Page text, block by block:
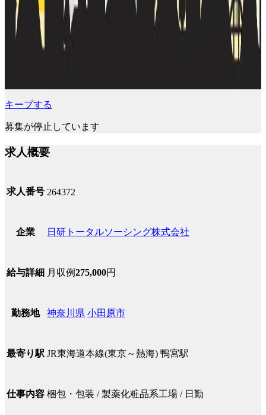
キープする
募集が停止しています
求人概要
求人番号 264372
企業 日研トータルソーシング株式会社
給与詳細 月収例275,000円
勤務地 神奈川県 小田原市
最寄り駅 JR東海道本線(東京～熱海) 鴨宮駅
仕事内容 梱包・包装 / 製薬化粧品系工場 / 日勤